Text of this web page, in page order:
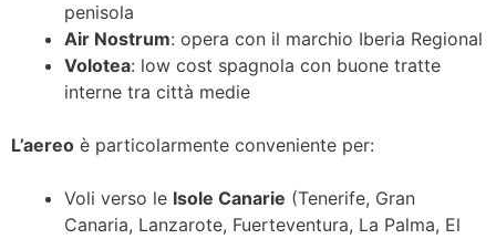
penisola
Air Nostrum: opera con il marchio Iberia Regional
Volotea: low cost spagnola con buone tratte
interne tra città medie
L’aereo è particolarmente conveniente per:
Voli verso le Isole Canarie (Tenerife, Gran
Canaria, Lanzarote, Fuerteventura, La Palma, El